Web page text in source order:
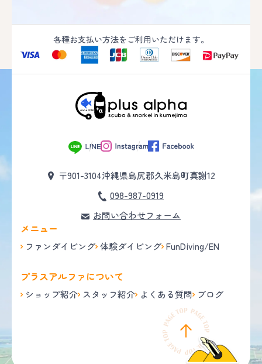
各種お支払い方法をご利用いただけます。
〒901-3104沖縄県島尻郡久米島町真謝12
098-987-0919
お問い合わせフォーム
メニュー
ファンダイビング 体験ダイビング FunDiving/EN
プラスアルファについて
ショップ紹介 スタッフ紹介 よくある質問 ブログ